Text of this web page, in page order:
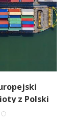
z Polski